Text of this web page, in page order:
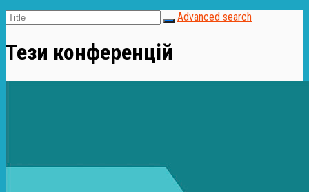
Advanced search
Тези конференцій